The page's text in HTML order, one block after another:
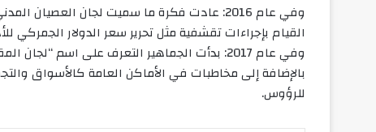
وفي عام 2016: عادت فكرة ما سميت لجان
القيام بإجراءات تقشفية مثل تحرير سعر الدولار الجمركي
وفي عام 2017: بدأت الجماهير التعرف على اسم
بالإضافة إلى مخاطبات في الأماكن العامة كالأسواق
للرؤوس.